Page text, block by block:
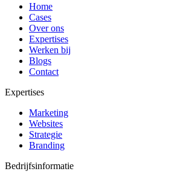
Home
Cases
Over ons
Expertises
Werken bij
Blogs
Contact
Expertises
Marketing
Websites
Strategie
Branding
Bedrijfsinformatie